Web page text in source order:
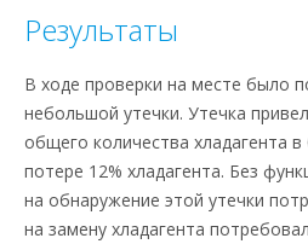
Результаты
В ходе проверки на месте было
небольшой утечки. Утечка
общего количества хладагента
потере 12% хладагента. Без
на обнаружение этой утечки
на замену хладагента